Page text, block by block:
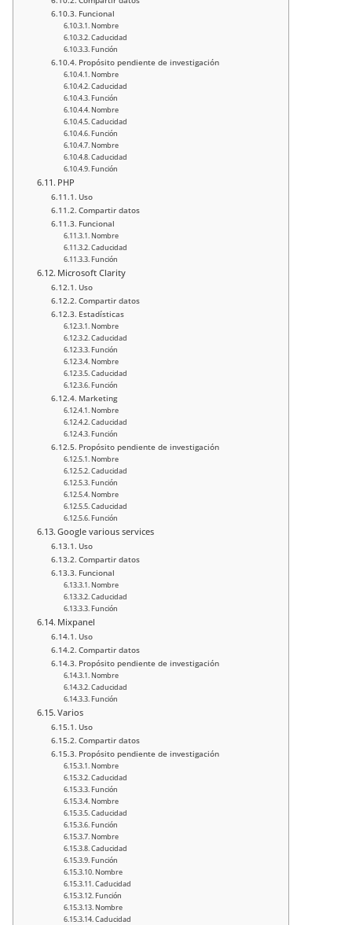
Funcional
Nombre
Caducidad
Función
Propósito pendiente de investigación
Nombre
Caducidad
Función
Nombre
Caducidad
Función
Nombre
Caducidad
Función
PHP
Uso
Compartir datos
Funcional
Nombre
Caducidad
Función
Microsoft Clarity
Uso
Compartir datos
Estadísticas
Nombre
Caducidad
Función
Nombre
Caducidad
Función
Marketing
Nombre
Caducidad
Función
Propósito pendiente de investigación
Nombre
Caducidad
Función
Nombre
Caducidad
Función
Google various services
Uso
Compartir datos
Funcional
Nombre
Caducidad
Función
Mixpanel
Uso
Compartir datos
Propósito pendiente de investigación
Nombre
Caducidad
Función
Varios
Uso
Compartir datos
Propósito pendiente de investigación
Nombre
Caducidad
Función
Nombre
Caducidad
Función
Nombre
Caducidad
Función
Nombre
Caducidad
Función
Nombre
Caducidad